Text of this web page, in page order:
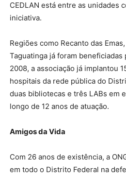
CEDLAN está entre as unidades
iniciativa.
Regiões como Recanto das
Taguatinga já foram
2008, a associação já implantou
hospitais da rede pública do
duas bibliotecas e três LABs em
longo de 12 anos de atuação.
Amigos da Vida
Com 26 anos de existência, a
em todo o Distrito Federal na